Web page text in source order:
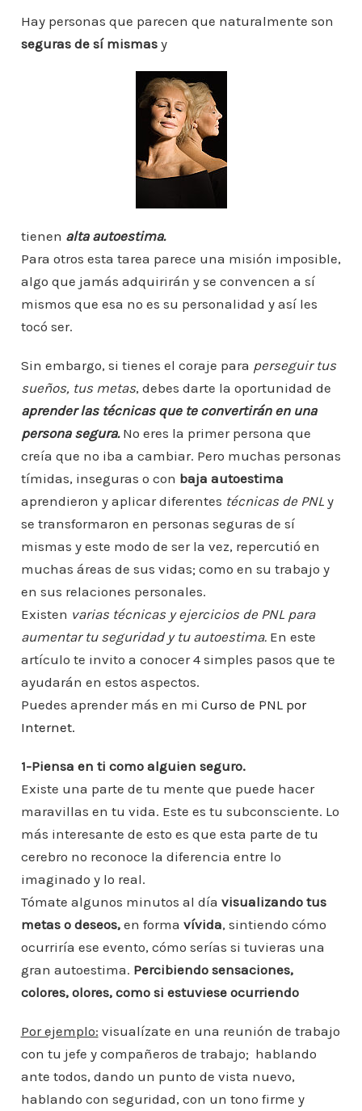
e
b
er l
s
A
p
p
e
e
n
a
m
p
Hay personas que parecen que naturalmente son
seguras de sí mismas y
tienen alta autoestima.
Para otros esta tarea parece una misión imposible,
algo que jamás adquirirán y se convencen a sí
mismos que esa no es su personalidad y así les
tocó ser.
Sin embargo, si tienes el coraje para perseguir tus
sueños, tus metas, debes darte la oportunidad de
aprender las técnicas que te convertirán en una
persona segura.No eres la primer persona que
creía que no iba a cambiar. Pero muchas personas
tímidas, inseguras o con baja autoestima
aprendieron y aplicar diferentes técnicas de PNL y
se transformaron en personas seguras de sí
mismas y este modo de ser la vez, repercutió en
muchas áreas de sus vidas; como en su trabajo y
en sus relaciones personales.
Existen varias técnicas y ejercicios de PNL para
aumentar tu seguridad y tu autoestima.En este
artículo te invito a conocer 4 simples pasos que te
ayudarán en estos aspectos.
Puedes aprender más en mi Curso de PNL por
Internet.
1-Piensa en ti como alguien seguro.
Existe una parte de tu mente que puede hacer
maravillas en tu vida. Este es tu subconsciente. Lo
más interesante de esto es que esta parte de tu
cerebro no reconoce la diferencia entre lo
imaginado y lo real.
Tómate algunos minutos al día visualizando tus
metas o deseos,en forma vívida, sintiendo cómo
ocurriría ese evento, cómo serías si tuvieras una
gran autoestima. Percibiendo sensaciones,
colores, olores, como si estuviese ocurriendo
Por ejemplo: visualízate en una reunión de trabajo
con tu jefe y compañeros de trabajo; hablando
ante todos, dando un punto de vista nuevo,
hablando con seguridad, con un tono firme y